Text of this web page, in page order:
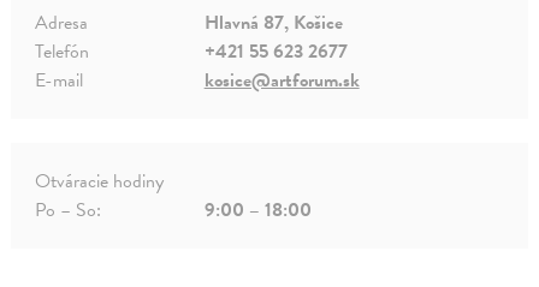
Adresa
Hlavná 87, Košice
Telefón
+421 55 623 2677
E-mail
kosice@artforum.sk
Otváracie hodiny
Po – So:
9:00 – 18:00